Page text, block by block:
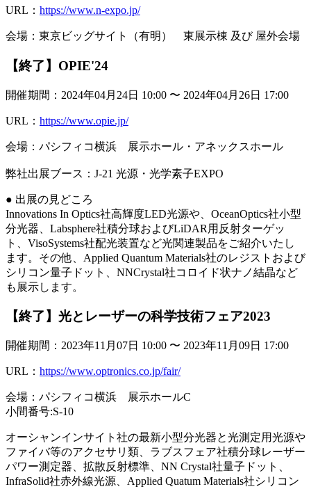
URL： https://www.n-expo.jp/
会場：東京ビッグサイト（有明） 東展示棟 及び 屋外会場
【終了】OPIE'24
開催期間：2024年04月24日 10:00 〜 2024年04月26日 17:00
URL： https://www.opie.jp/
会場：パシフィコ横浜 展示ホール・アネックスホール
弊社出展ブース：J-21 光源・光学素子EXPO
● 出展の見どころ
Innovations In Optics社高輝度LED光源や、OceanOptics社小型
分光器、Labsphere社積分球およびLiDAR用反射ターゲッ
ト、VisoSystems社配光装置など光関連製品をご紹介いたし
ます。その他、Applied Quantum Materials社のレジストおよび
シリコン量子ドット、NNCrystal社コロイド状ナノ結晶など
も展示します。
【終了】光とレーザーの科学技術フェア2023
開催期間：2023年11月07日 10:00 〜 2023年11月09日 17:00
URL： https://www.optronics.co.jp/fair/
会場：パシフィコ横浜 展示ホールC
小間番号:S-10
オーシャンインサイト社の最新小型分光器と光測定用光源や
ファイバ等のアクセサリ類、ラブスフェア社積分球レーザー
パワー測定器、拡散反射標準、NN Crystal社量子ドット、
InfraSolid社赤外線光源、Applied Quatum Materials社シリコン